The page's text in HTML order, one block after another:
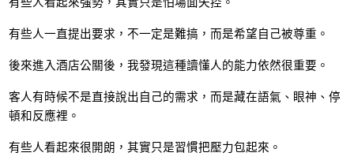
有些人看起來強勢，其實只是怕場面失控。
有些人一直提出要求，不一定是難搞，而是希望自己被尊重。
後來進入酒店公關後，我發現這種讀懂人的能力依然很重要。
客人有時候不是直接說出自己的需求，而是藏在語氣、眼神、停
頓和反應裡。
有些人看起來很開朗，其實只是習慣把壓力包起來。